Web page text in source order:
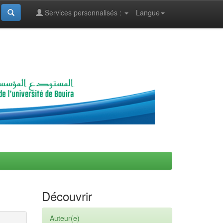
Langue
Services personnalisés :
Découvrir
Auteur(e)